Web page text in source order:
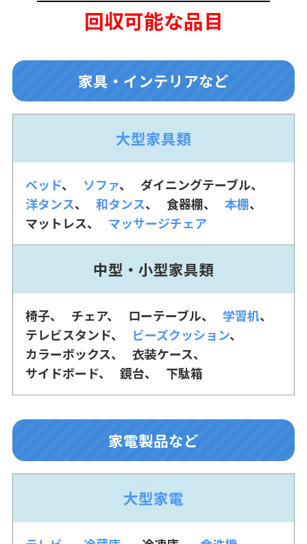
回収可能な品目
家具・インテリアなど
大型家具類
ベッド ソファ
ダイニングテーブル
洋タンス
和タンス 食器棚
本棚
マットレス
マッサージチェア
中型・小型家具類
椅子 チェア ローテーブル
学習机
テレビスタンド
ビーズクッション
カラーボックス
衣装ケース
サイドボード
鏡台 下駄箱
家電製品など
大型家電